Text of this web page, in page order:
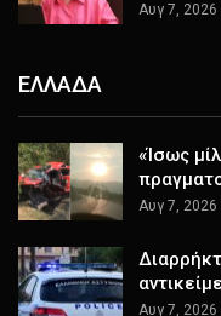
Αυγ 7, 2026
ΕΛΛΑΔΑ
«Ίσως
Αυγ 7, 2026
Αυγ 7, 2026